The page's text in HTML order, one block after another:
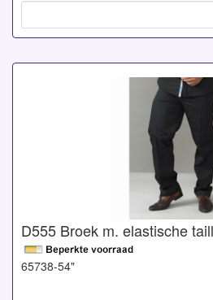
D555 Broek m. elastische
65738-54"